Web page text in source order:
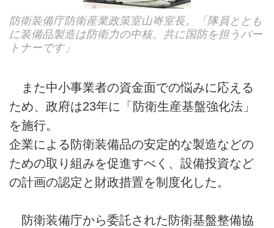
防衛装備庁防衛産業政策室山㟢室長。「隊員ととも
に装備品製造は防衛力の中核。共に国防を担うパー
トナーです」
また中小事業者の資金面での悩みに応える
ため、政府は23年に「防衛生産基盤強化法」
を施行。
企業による防衛装備品の安定的な製造などの
ための取り組みを促進すべく、設備投資など
の計画の認定と財政措置を制度化した。
防衛装備庁から委託された防衛基盤整備協